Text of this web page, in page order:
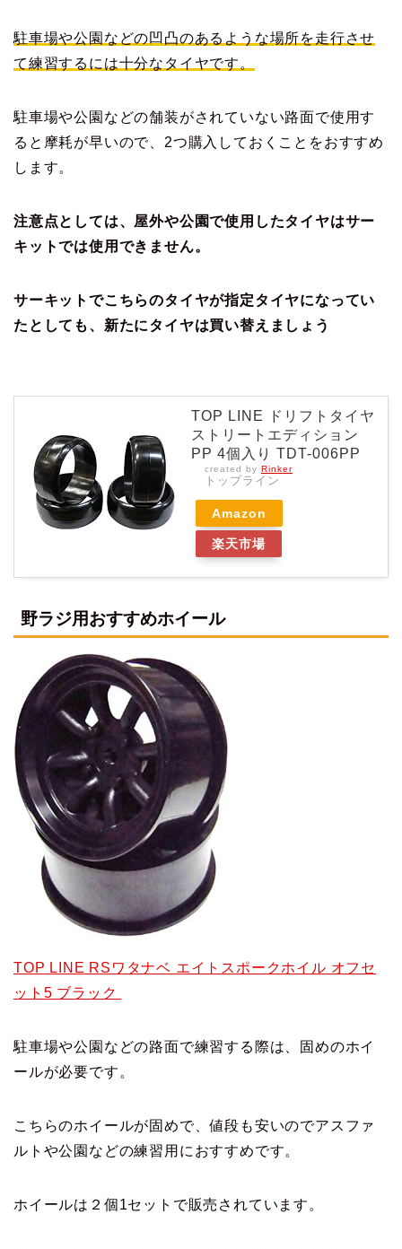
駐車場や公園などの凹凸のあるような場所を走行させ
て練習するには十分なタイヤです。
駐車場や公園などの舗装がされていない路面で使用す
ると摩耗が早いので、2つ購入しておくことをおすすめ
します。
注意点としては、屋外や公園で使用したタイヤはサー
キットでは使用できません。
サーキットでこちらのタイヤが指定タイヤになってい
たとしても、新たにタイヤは買い替えましょう
TOP LINE ドリフトタイヤ
ストリートエディション
PP 4個入り TDT-006PP
created by Rinker
トップライン
Amazon
楽天市場
野ラジ用おすすめホイール
TOP LINE RSワタナベ エイトスポークホイル オフセ
ット5 ブラック
駐車場や公園などの路面で練習する際は、固めのホイ
ールが必要です。
こちらのホイールが固めで、値段も安いのでアスファ
ルトや公園などの練習用におすすめです。
ホイールは２個1セットで販売されています。